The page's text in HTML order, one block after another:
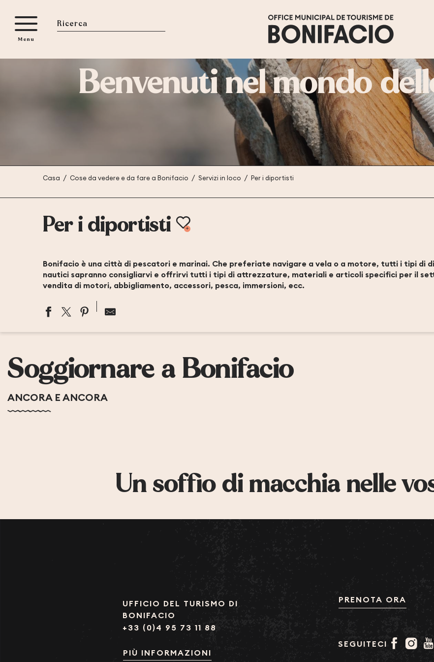
contenu
principal
Ricerca
Menu
Benvenuti nel mondo
Casa Cose da vedere e da fare a Bonifacio Servizi in loco Per i diportisti
Per i diportistiAjouter aux favoris
Bonifacio è una città di pescatori e marinai. Che preferiate navigare a vela o a motore, tutti i tipi di
nautici sapranno consigliarvi e offrirvi tutti i tipi di attrezzature, materiali e articoli specifici per il
vendita di motori, abbigliamento, accessori, pesca, immersioni, ecc.
SHIPCHANDLER BONI-SHIP
Soggiornare a Bonifacio
ANCORA E ANCORA
Un soffio di macchia nelle
UFFICIO DEL TURISMO DI
BONIFACIO
+33 (0)4 95 73 11 88
PIÙ INFORMAZIONI
SEGUITECI
PRENOTA ORA